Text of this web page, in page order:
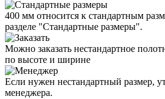
400 мм относится к стандартным
разделе "Стандартные размеры".
Можно заказать нестандартное
по высоте и ширине
Если нужен нестандартный размер,
менеджера.